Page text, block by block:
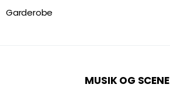
Garderobe
MUSIK OG SCENE